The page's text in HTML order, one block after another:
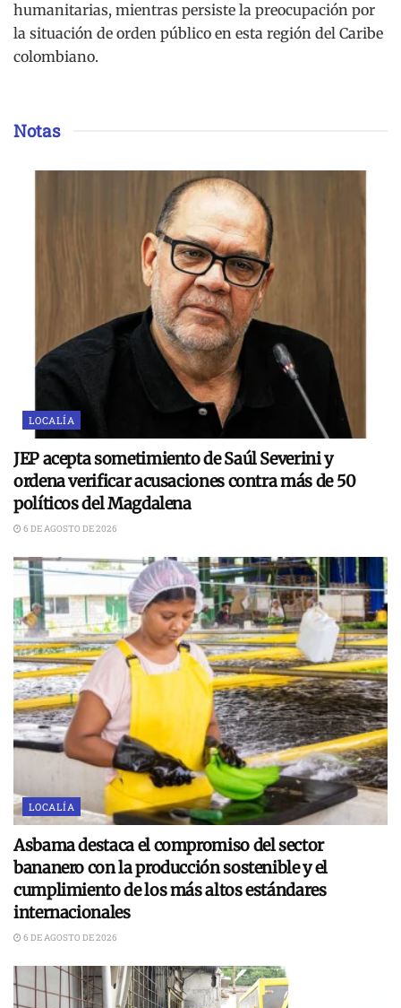
humanitarias, mientras persiste la preocupación por
la situación de orden público en esta región del Caribe
colombiano.
Notas
LOCALÍA
JEP acepta sometimiento de Saúl Severini y
ordena verificar acusaciones contra más de 50
políticos del Magdalena
6 DE AGOSTO DE 2026
LOCALÍA
Asbama destaca el compromiso del sector
bananero con la producción sostenible y el
cumplimiento de los más altos estándares
internacionales
6 DE AGOSTO DE 2026